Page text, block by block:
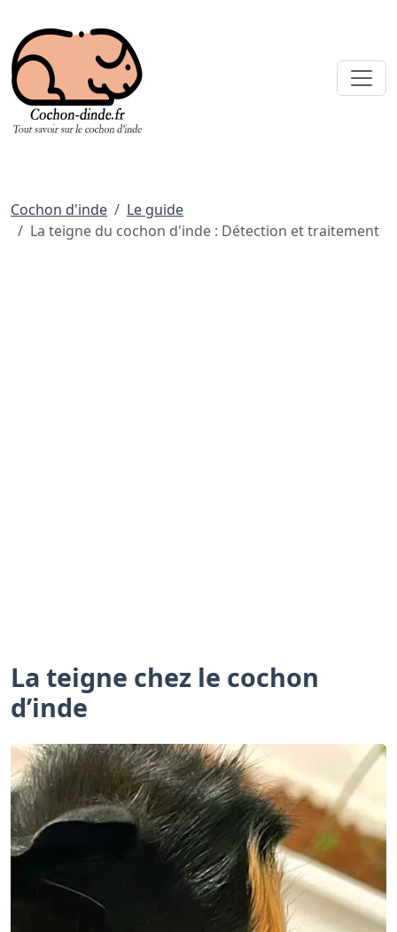
Cochon d'inde
Le guide
La teigne du cochon d'inde : Détection et traitement
La teigne chez le cochon
d’inde